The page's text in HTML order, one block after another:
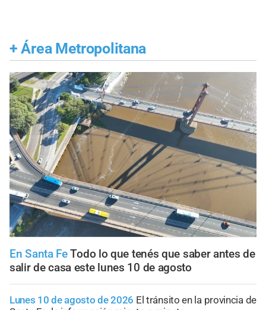
+ Área Metropolitana
En Santa FeTodo lo que tenés que saber antes de
salir de casa este lunes 10 de agosto
Lunes 10 de agosto de 2026 El tránsito en la provincia de